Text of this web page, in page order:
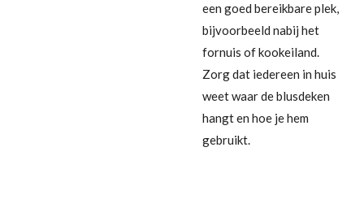
een goed bereikbare plek,
bijvoorbeeld nabij het
fornuis of kookeiland.
Zorg dat iedereen in huis
weet waar de blusdeken
hangt en hoe je hem
gebruikt.